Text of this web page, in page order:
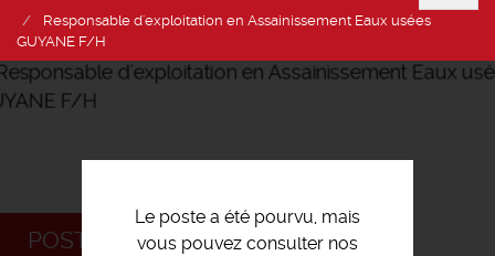
Responsable d'exploitation en Assainissement Eaux usées
GUYANE F/H
Le poste a été pourvu, mais
vous pouvez consulter nos
POSTULEZ